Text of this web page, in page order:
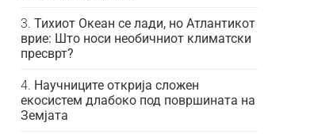
Тихиот Океан се лади, но Атлантикот
врие: Што носи необичниот климатски
пресврт?
Научниците открија сложен
екосистем длабоко под површината на
Земјата